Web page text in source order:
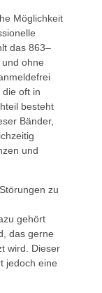
Möglichkeit
das 863–
ohne
oft in
besteht
Bänder,
und
zu
gehört
das gerne
wird. Dieser
jedoch eine